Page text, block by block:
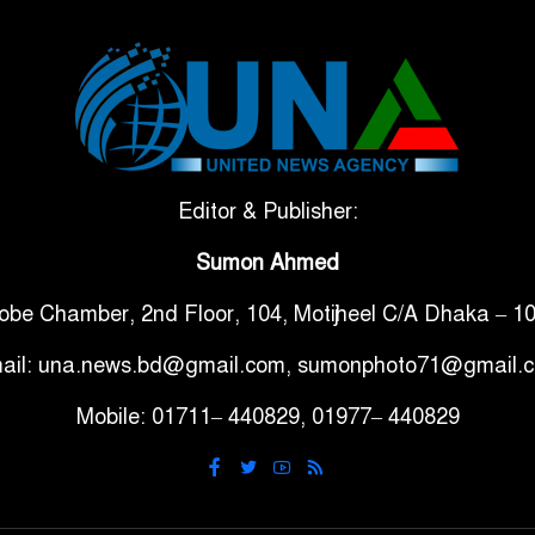
Editor & Publisher:
Sumon Ahmed
Chamber, 2nd Floor, 104, Motijheel C/A Dhaka –
una.news.bd@gmail.com,
Mobile: 01711– 440829, 01977– 440829